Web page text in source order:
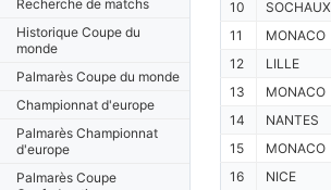
Recherche de matchs
Historique Coupe du
monde
Palmarès Coupe du monde
Championnat d'europe
Palmarès Championnat
d'europe
Palmarès Coupe
10
SOCHAUX
11
MONACO
12
LILLE
13
MONACO
14
NANTES
15
MONACO
16
NICE